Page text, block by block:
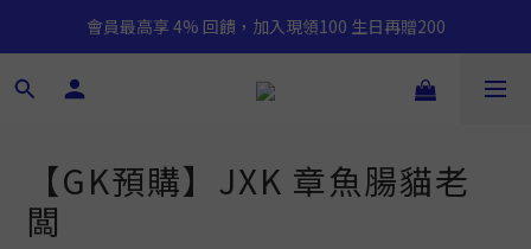
會員最高享 4% 回饋，加入現領100 生日再贈200
【GK預購】JXK 章魚腸貓老
闆